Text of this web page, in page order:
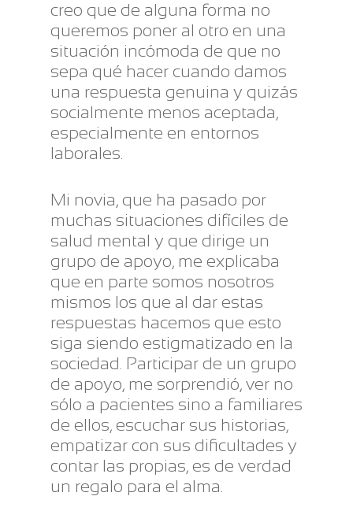
creo que de alguna forma no
queremos poner al otro en una
situación incómoda de que no
sepa qué hacer cuando damos
una respuesta genuina y quizás
socialmente menos aceptada,
especialmente en entornos
laborales.
Mi novia, que ha pasado por
muchas situaciones difíciles de
salud mental y que dirige un
grupo de apoyo, me explicaba
que en parte somos nosotros
mismos los que al dar estas
respuestas hacemos que esto
siga siendo estigmatizado en la
sociedad. Participar de un grupo
de apoyo, me sorprendió, ver no
sólo a pacientes sino a familiares
de ellos, escuchar sus historias,
empatizar con sus dificultades y
contar las propias, es de verdad
un regalo para el alma.